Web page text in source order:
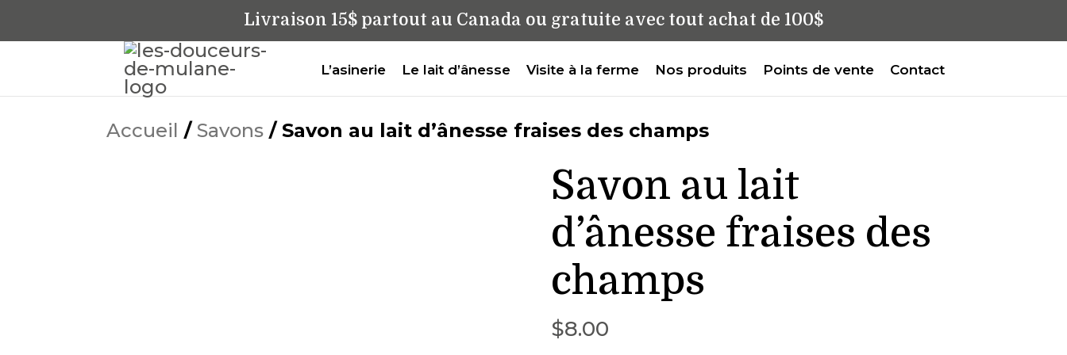
Livraison 15$ partout au Canada ou gratuite avec tout achat de 100$
L’asinerie Le lait d’ânesse Visite à la ferme Nos produits Points de vente Contact
Accueil /Savons / Savon au lait d’ânesse fraises des champs
Savon au lait
d’ânesse fraises des
champs
$8.00